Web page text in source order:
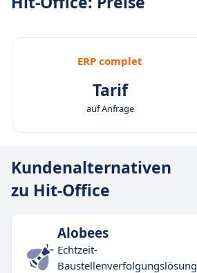
ERP complet
Tarif
auf Anfrage
Kundenalternativen
zu Hit-Office
Alobees
Echtzeit-
Baustellenverfolgungslösung